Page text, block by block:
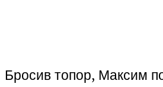
Бросив топор, Максим